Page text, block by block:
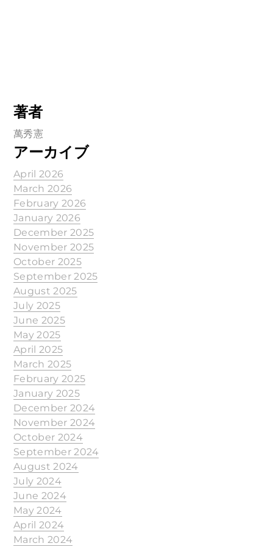
著者
萬秀憲
アーカイブ
April 2026
March 2026
February 2026
January 2026
December 2025
November 2025
October 2025
September 2025
August 2025
July 2025
June 2025
May 2025
April 2025
March 2025
February 2025
January 2025
December 2024
November 2024
October 2024
September 2024
August 2024
July 2024
June 2024
May 2024
April 2024
March 2024